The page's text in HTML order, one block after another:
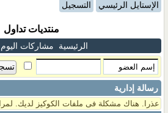
الإستايل الرئيسي التسجيل
منتديات تداول
الرئيسية مشاركات اليوم
رسالة إدارية
عذرا. هناك مشكلة فى ملفات الكوكيز لديك.